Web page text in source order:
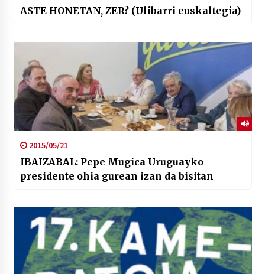
ASTE HONETAN, ZER? (Ulibarri euskaltegia)
2015/05/21
IBAIZABAL: Pepe Mugica Uruguayko
presidente ohia gurean izan da bisitan